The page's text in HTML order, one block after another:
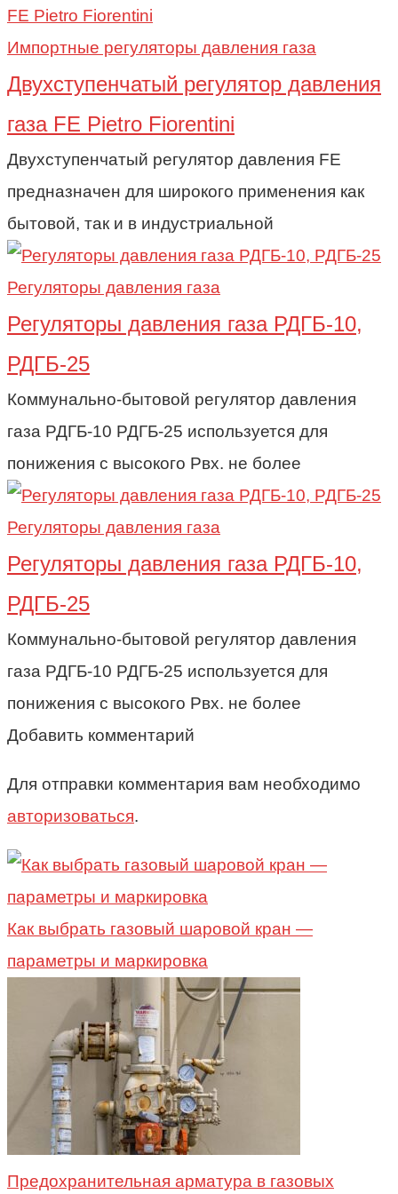
Импортные регуляторы давления газа
Двухступенчатый регулятор давления
газа FE Pietro Fiorentini
Двухступенчатый регулятор давления FE
предназначен для широкого применения как
бытовой, так и в индустриальной
Регуляторы давления газа
Регуляторы давления газа РДГБ-10,
РДГБ-25
Коммунально-бытовой регулятор давления
газа РДГБ-10 РДГБ-25 используется для
понижения с высокого Рвх. не более
Регуляторы давления газа
Регуляторы давления газа РДГБ-10,
РДГБ-25
Коммунально-бытовой регулятор давления
газа РДГБ-10 РДГБ-25 используется для
понижения с высокого Рвх. не более
Добавить комментарий
Для отправки комментария вам необходимо
авторизоваться.
Как выбрать газовый шаровой кран —
параметры и маркировка
Предохранительная арматура в газовых